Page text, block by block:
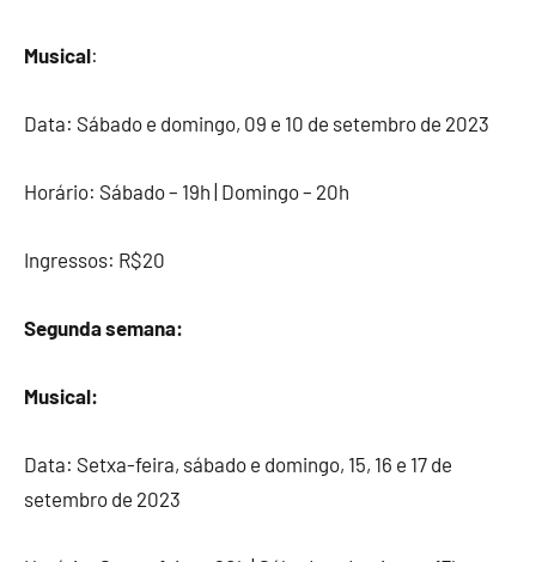
Musical:
Data: Sábado e domingo, 09 e 10 de setembro de 2023
Horário: Sábado – 19h | Domingo – 20h
Ingressos: R$20
Segunda semana:
Musical:
Data: Setxa-feira, sábado e domingo, 15, 16 e 17 de
setembro de 2023